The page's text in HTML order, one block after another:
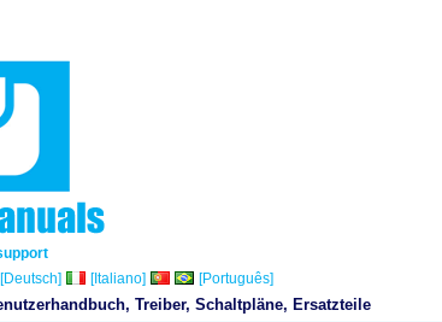
[Deutsch] [Italiano] [Português]
Treiber, Schaltpläne, Ersatzteile